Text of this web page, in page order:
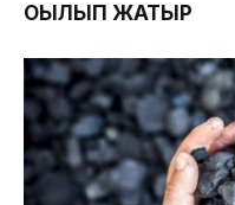
ОҚЫЛЫП ЖАТЫР